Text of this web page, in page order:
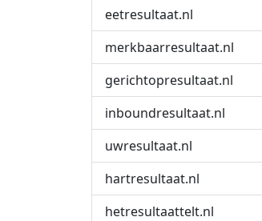
eetresultaat.nl
merkbaarresultaat.nl
gerichtopresultaat.nl
inboundresultaat.nl
uwresultaat.nl
hartresultaat.nl
hetresultaattelt.nl